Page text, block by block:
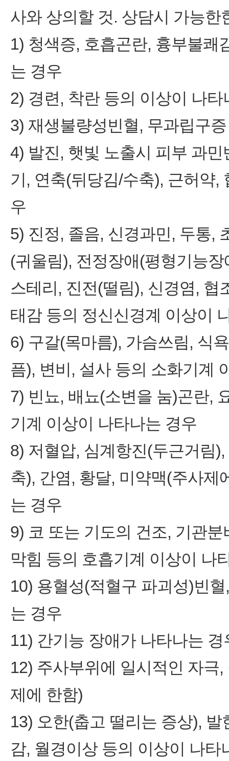
사와 상의할 것. 상담시 가능
1) 청색증, 호흡곤란, 흉부불쾌
는 경우
2) 경련, 착란 등의 이상이 나타
3) 재생불량성빈혈, 무과립구
4) 발진, 햇빛 노출시 피부 과
기, 연축(뒤당김/수축), 근허약,
우
5) 진정, 졸음, 신경과민, 두통,
(귀울림), 전정장애(평형기능
스테리, 진전(떨림), 신경염, 협
태감 등의 정신신경계 이상이
6) 구갈(목마름), 가슴쓰림, 식
픔), 변비, 설사 등의 소화기계
7) 빈뇨, 배뇨(소변을 눔)곤란,
기계 이상이 나타나는 경우
8) 저혈압, 심계항진(두근거림
축), 간염, 황달, 미약맥(주사제
는 경우
9) 코 또는 기도의 건조, 기관
막힘 등의 호흡기계 이상이 나
10) 용혈성(적혈구 파괴성)빈
는 경우
11) 간기능 장애가 나타나는 경
12) 주사부위에 일시적인 자극
제에 한함)
13) 오한(춥고 떨리는 증상),
감, 월경이상 등의 이상이 나타